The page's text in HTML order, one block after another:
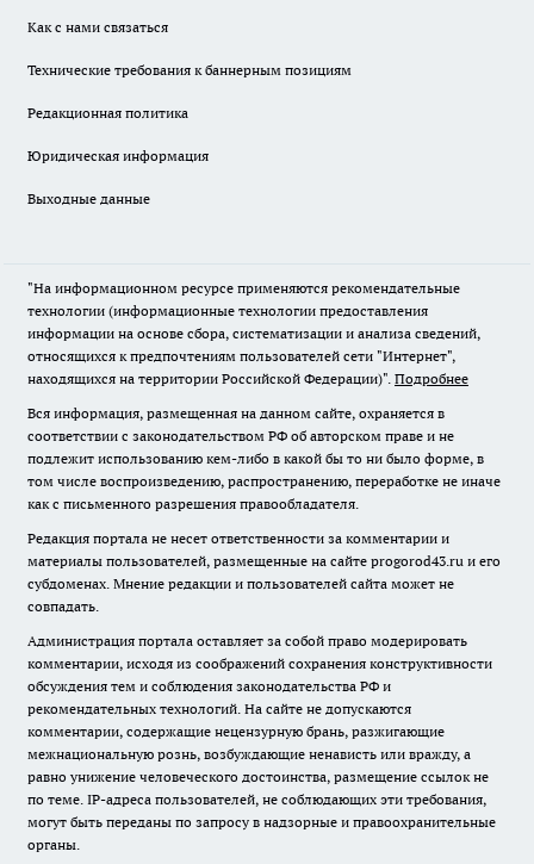
Как с нами связаться
Технические требования к баннерным позициям
Редакционная политика
Юридическая информация
Выходные данные
"На информационном ресурсе применяются рекомендательные
технологии (информационные технологии предоставления
информации на основе сбора, систематизации и анализа сведений,
относящихся к предпочтениям пользователей сети "Интернет",
находящихся на территории Российской Федерации)". Подробнее
Вся информация, размещенная на данном сайте, охраняется в
соответствии с законодательством РФ об авторском праве и не
подлежит использованию кем-либо в какой бы то ни было форме, в
том числе воспроизведению, распространению, переработке не иначе
как с письменного разрешения правообладателя.
Редакция портала не несет ответственности за комментарии и
материалы пользователей, размещенные на сайте progorod43.ru и его
субдоменах. Мнение редакции и пользователей сайта может не
совпадать.
Администрация портала оставляет за собой право модерировать
комментарии, исходя из соображений сохранения конструктивности
обсуждения тем и соблюдения законодательства РФ и
рекомендательных технологий. На сайте не допускаются
комментарии, содержащие нецензурную брань, разжигающие
межнациональную рознь, возбуждающие ненависть или вражду, а
равно унижение человеческого достоинства, размещение ссылок не
по теме. IP-адреса пользователей, не соблюдающих эти требования,
могут быть переданы по запросу в надзорные и правоохранительные
органы.